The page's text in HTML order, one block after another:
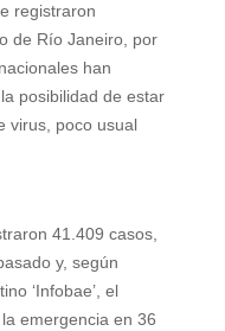
a
i
l
a
r
e
registraron
de Río Janeiro, por
han
posibilidad de estar
virus, poco usual
41.409 casos,
y, según
‘Infobae’, el
emergencia en 36